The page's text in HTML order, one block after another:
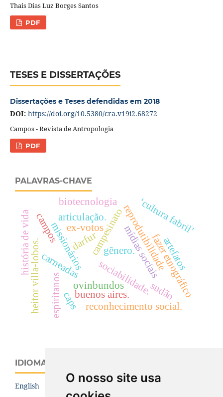
O nosso site usa
Thais Dias Luz Borges Santos
PDF
TESES E DISSERTAÇÕES
Dissertações e Teses defendidas em 2018
DOI: https://doi.org/10.5380/cra.v19i2.68272
Campos - Revista de Antropologia
PDF
PALAVRAS-CHAVE
mídias sociais
reprodutibilidade
ovinbundos
missionários
sociabilidade.
campesinato
carneadas fazer etnográfico
ex-votos
sudão
‘cultura fabril’
heitor villa-lobos.
história de vida articulação.
campos
espiritanos
darfur
buenos aires.
reconhecimento social.
gênero.
biotecnologia
artefatos
caps
IDIOMA
English